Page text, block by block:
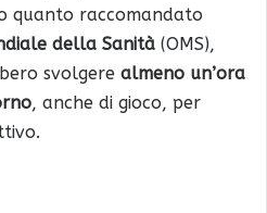
quanto raccomandato
della Sanità (OMS),
svolgere almeno un’ora
, anche di gioco, per